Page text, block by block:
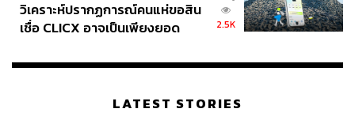
วิเคราะห์ปรากฏการณ์คนแห่ขอสิน
เชื่อ CLICX อาจเป็นเพียงยอด
เรือนไทยที่ถูกซุกไว้
2.5K
LATEST STORIES